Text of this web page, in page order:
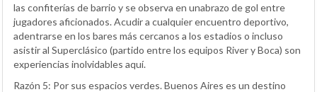
las confiterías de barrio y se observa en unabrazo de gol entre
jugadores aficionados. Acudir a cualquier encuentro deportivo,
adentrarse en los bares más cercanos a los estadios o incluso
asistir al Superclásico (partido entre los equipos River y Boca) son
experiencias inolvidables aquí.
Razón 5: Por sus espacios verdes. Buenos Aires es un destino